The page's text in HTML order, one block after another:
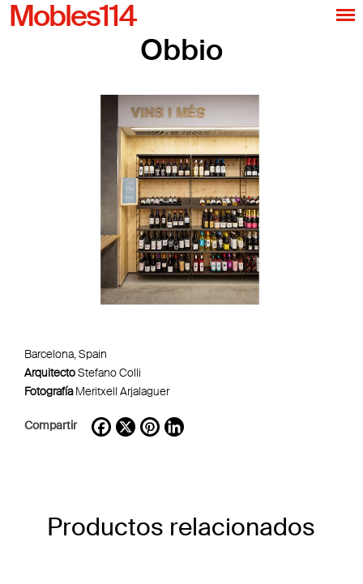
Mobles114
Obbio
Barcelona, Spain
ArquitectoStefano Colli
FotografíaMeritxell Arjalaguer
Compartir Facebook
X Pinterest
Productos relacionados